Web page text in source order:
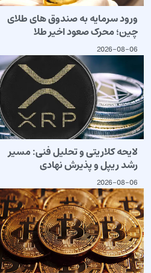
ورود سرمایه به صندوق های طلای
چین؛ محرک صعود اخیر طلا
2026-08-06
لایحه کلاریتی و تحلیل فنی: مسیر
رشد ریپل و پذیرش نهادی
2026-08-06